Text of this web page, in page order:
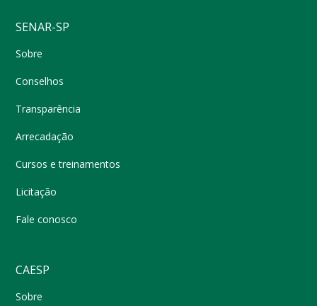
SENAR-SP
Sobre
Conselhos
Transparência
Arrecadação
Cursos e treinamentos
Licitação
Fale conosco
CAESP
Sobre